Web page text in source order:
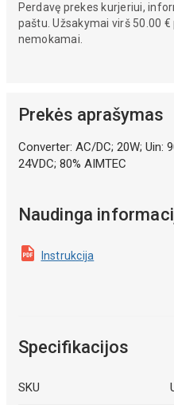
Perdavę prekes kurjeriui,
paštu. Užsakymai virš 50.00
nemokamai.
Prekės aprašymas
Converter: AC/DC; 20W; Uin:
24VDC; 80% AIMTEC
Naudinga
Instrukcija
Specifikacijos
SKU